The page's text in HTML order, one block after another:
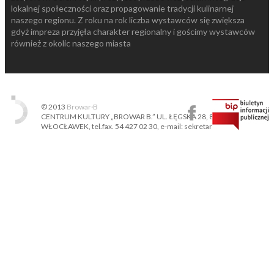
lokalnej społeczności oraz propagowanie tradycji kulinarnej
naszego regionu. Z roku na rok liczba wystawców się zwiększa
gdyż impreza przyjęła charakter regionalny i gościmy wystawców
również z okolic naszego miasta
© 2013 Browar·B
CENTRUM KULTURY „BROWAR B.” UL. ŁĘGSKA 28, 87-800
WŁOCŁAWEK, tel.fax. 54 427 02 30, e-mail: sekretariat@ckbb.pl